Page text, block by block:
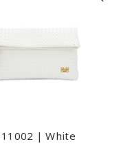
11002 | White